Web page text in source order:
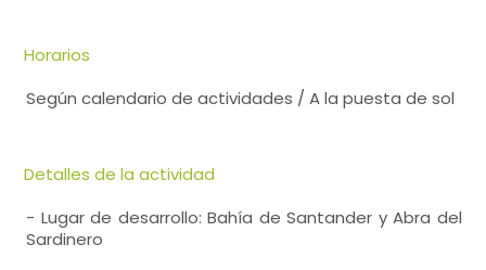
Horarios
Según calendario de actividades / A la puesta de sol
Detalles de la actividad
- Lugar de desarrollo: Bahía de Santander y Abra del
Sardinero